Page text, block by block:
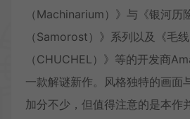
（Machinarium）》与《银河历
（Samorost）》系列以及《毛
（CHUCHEL）》等的开发商
一款解谜新作。风格独特的画面
加分不少，但值得注意的是本作